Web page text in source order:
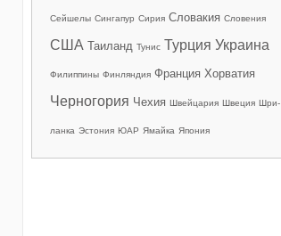
Сейшелы Сингапур Сирия Словакия Словения
США Таиланд Тунис Турция Украина
Филиппины Финляндия Франция Хорватия
Черногория Чехия Швейцария Швеция Шри-
ланка Эстония ЮАР Ямайка Япония